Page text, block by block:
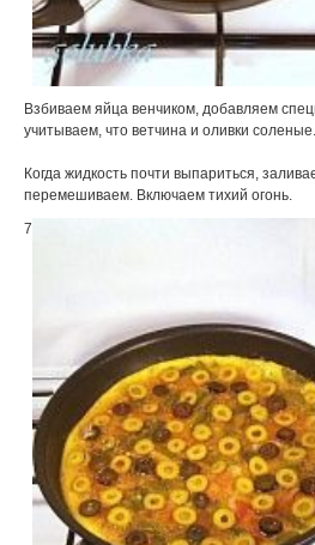
Взбиваем яйца венчиком, добавляем
учитываем, что ветчина и оливки соленые.
Когда жидкость почти выпариться,
перемешиваем. Включаем тихий огонь.
7